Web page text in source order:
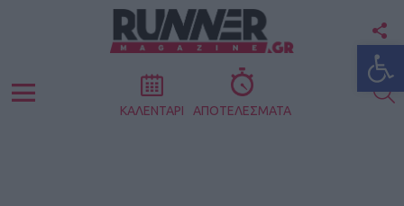
Menu ΚΑΛΕΝΤΑΡΙ ΑΠΟΤΕΛΕΣΜΑΤΑ